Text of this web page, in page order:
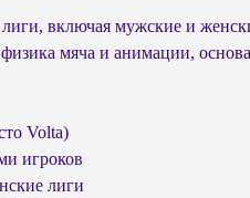
включая мужские и
мяча и анимации,
Volta)
игроков
лиги